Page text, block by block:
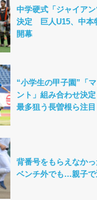
中学硬式「ジャイア
決定 巨人U15、中本
開幕
“小学生の甲子園”「
ント」組み合わせ決
最多狙う長曽根ら注目
背番号をもらえなか
ベンチ外でも…親子で